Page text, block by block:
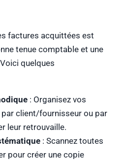
factures acquittées est
tenue comptable et une
quelques
: Organisez vos
client/fournisseur ou par
leur retrouvaille.
: Scannez toutes
pour créer une copie